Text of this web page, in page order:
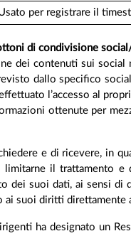
per registrare il
di condivisione
dei contenuti sui
dallo specifico
l’accesso al
ottenute per
e di ricevere, in
limitarne il trattamento
suoi dati, ai sensi di
ai suoi diritti
ha designato un